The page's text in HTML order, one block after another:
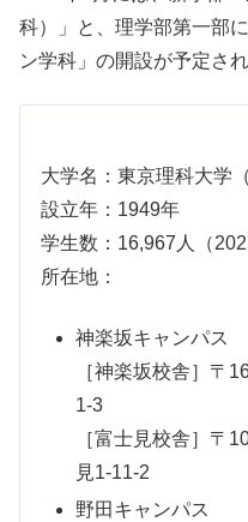
科）」と、理学部第一部
ン学科」の開設が予定され
大学名：東京理科大学
設立年：1949年
学生数：16,967人（
所在地：
神楽坂キャンパス
［神楽坂校舎］〒
1-3
［富士見校舎］〒
見1-11-2
野田キャンパス